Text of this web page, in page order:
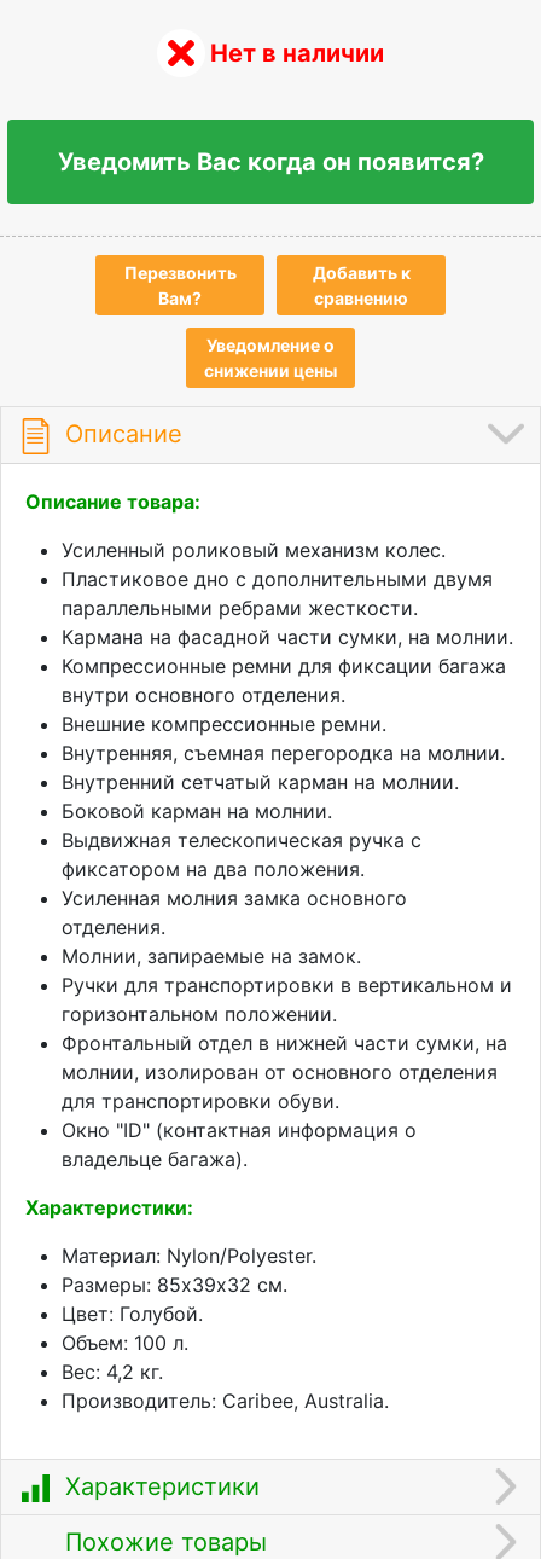
Нет в наличии
Уведомить Вас когда он появится?
Перезвонить
Вам?
Добавить к
сравнению
Уведомление о
снижении цены
Описание
Описание товара:
Усиленный роликовый механизм колес.
Пластиковое дно с дополнительными двумя
параллельными ребрами жесткости.
Кармана на фасадной части сумки, на молнии.
Компрессионные ремни для фиксации багажа
внутри основного отделения.
Внешние компрессионные ремни.
Внутренняя, съемная перегородка на молнии.
Внутренний сетчатый карман на молнии.
Боковой карман на молнии.
Выдвижная телескопическая ручка с
фиксатором на два положения.
Усиленная молния замка основного
отделения.
Молнии, запираемые на замок.
Ручки для транспортировки в вертикальном и
горизонтальном положении.
Фронтальный отдел в нижней части сумки, на
молнии, изолирован от основного отделения
для транспортировки обуви.
Окно "ID" (контактная информация о
владельце багажа).
Характеристики:
Материал: Nylon/Polyester.
Размеры: 85х39х32 см.
Цвет: Голубой.
Объем: 100 л.
Вес: 4,2 кг.
Производитель: Caribee, Australia.
Характеристики
Похожие товары